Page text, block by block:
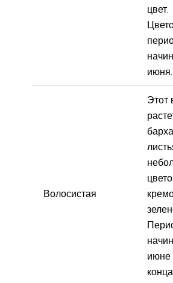
цвет.
июня.
Волосистая
Этот
июне